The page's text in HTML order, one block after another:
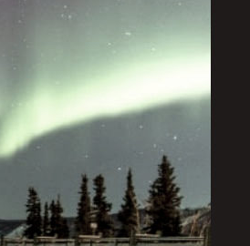
natureza. Embora os
históricas sugerem
os primeiros a
observações, atribuindo
relação da
“Civilizações ao redor
Rússia, têm